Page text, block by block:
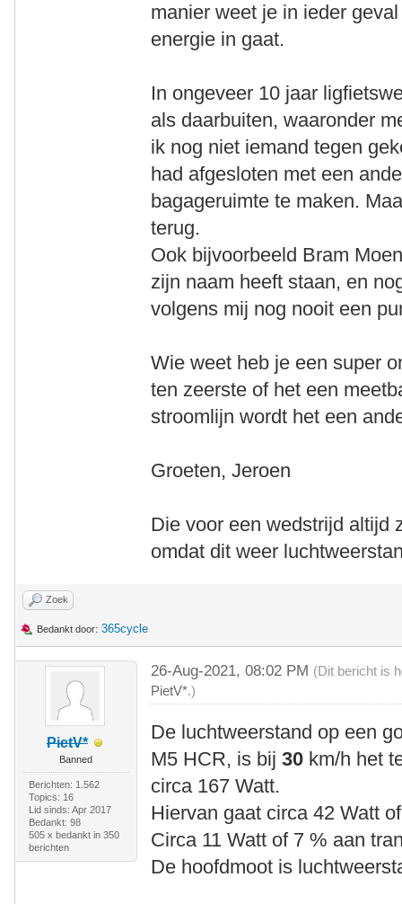
manier weet je in ieder
energie in gaat.
In ongeveer 10 jaar
als daarbuiten, waaronder
ik nog niet iemand tegen
had afgesloten met een
bagageruimte te maken.
terug.
Ook bijvoorbeeld Bram
zijn naam heeft staan, en
volgens mij nog nooit een
Wie weet heb je een super
ten zeerste of het een
stroomlijn wordt het een
Groeten, Jeroen
Die voor een wedstrijd altijd
omdat dit weer
Zoek
Bedankt door: 365cycle
PietV*
Banned
Berichten: 1.562
Topics: 16
Lid sinds: Apr 2017
Bedankt: 98
505 x bedankt in 350
berichten
26-Aug-2021, 08:02 PM (Dit bericht is
PietV*.)
De luchtweerstand op een
M5 HCR, is bij30 km/h het
circa 167 Watt.
Hiervan gaat circa 42 Watt
Circa 11 Watt of 7 % aan
De hoofdmoot is